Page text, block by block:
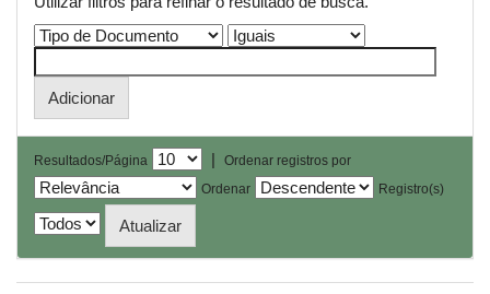
Resultados/Página |
Ordenar registros por
Ordenar
Registro(s)